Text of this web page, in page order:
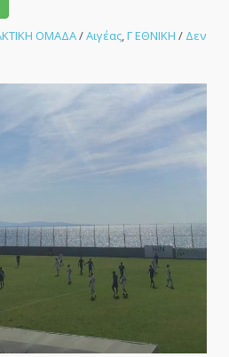
ΟΜΑΔΑ/Αιγέας,Γ ΕΘΝΙΚΗ / Δεν